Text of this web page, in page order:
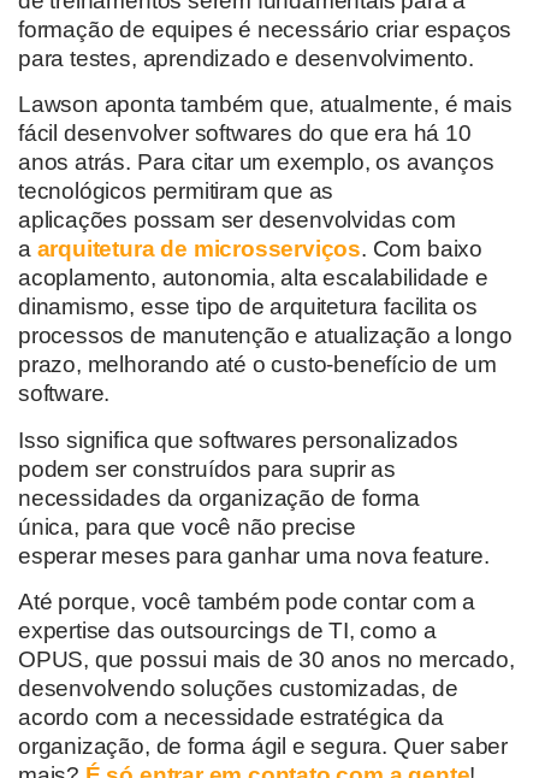
formação de equipes é necessário criar espaços
paratestes, aprendizado e desenvolvimento.
Lawson aponta também que, atualmente, é mais
fácil desenvolver softwares do que era há 10
anos atrás. Para citar um exemplo, os avanços
tecnológicos permitiram que as
aplicações possam ser desenvolvidas com
a arquitetura de microsserviços. Com baixo
acoplamento, autonomia, altaescalabilidade e
dinamismo, esse tipo de arquiteturafacilita os
processos de manutenção e atualização a longo
prazo, melhorando até o custo-benefício de um
software.
Isso significa que softwares personalizados
podem ser construídos para suprir as
necessidades da organização de forma
única, para que você não precise
esperar meses para ganhar uma novafeature.
Até porque, você também pode contar com a
expertisedasoutsourcings de TI, como a
OPUS, que possui mais de 30 anos no mercado,
desenvolvendo soluções customizadas, de
acordo com a necessidade estratégica da
organização, de forma ágil e segura. Quer saber